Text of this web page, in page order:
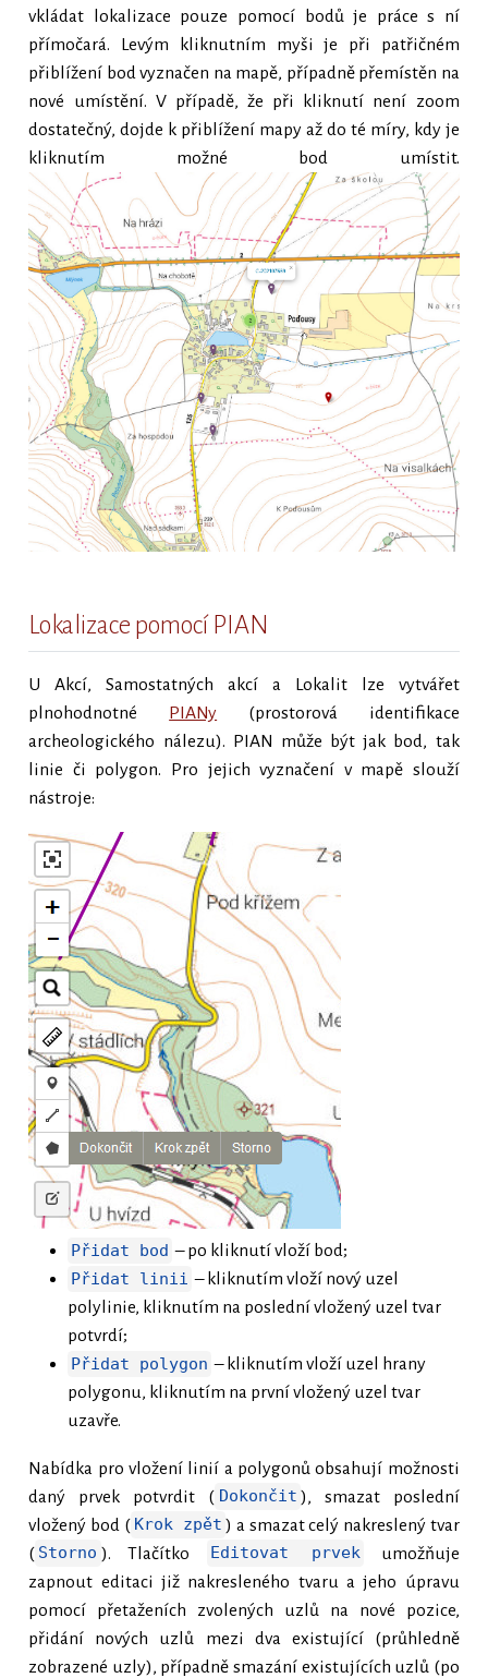
vkládat lokalizace pouze pomocí bodů je práce s ní
přímočará. Levým kliknutním myši je při patřičném
přiblížení bod vyznačen na mapě, případně přemístěn na
nové umístění. V případě, že při kliknutí není zoom
dostatečný, dojde k přiblížení mapy až do té míry, kdy je
kliknutím možné bod umístit.
Lokalizace pomocí PIAN
U Akcí, Samostatných akcí a Lokalit lze vytvářet
plnohodnotné PIANy (prostorová identifikace
archeologického nálezu). PIAN může být jak bod, tak
linie či polygon. Pro jejich vyznačení v mapě slouží
nástroje:
Přidat bod – po kliknutí vloží bod;
Přidat linii – kliknutím vloží nový uzel
polylinie, kliknutím na poslední vložený uzel tvar
potvrdí;
Přidat polygon – kliknutím vloží uzel hrany
polygonu, kliknutím na první vložený uzel tvar
uzavře.
Nabídka pro vložení linií a polygonů obsahují možnosti
daný prvek potvrdit ( Dokončit ), smazat poslední
vložený bod ( Krok zpět ) a smazat celý nakreslený tvar
( Storno ). Tlačítko Editovat prvek
umožňuje
zapnout editaci již nakresleného tvaru a jeho úpravu
pomocí přetaženích zvolených uzlů na nové pozice,
přidání nových uzlů mezi dva existující (průhledně
zobrazené uzly), případně smazání existujících uzlů (po